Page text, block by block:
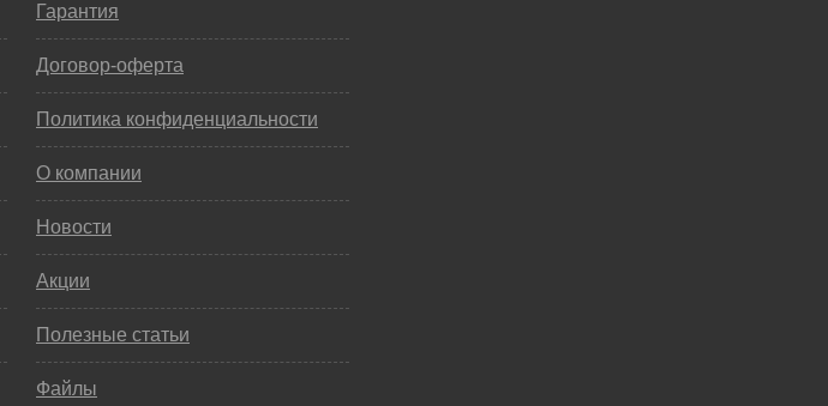
Гарантия
Договор-оферта
Политика конфиденциальности
О компании
Новости
Акции
Полезные статьи
Файлы